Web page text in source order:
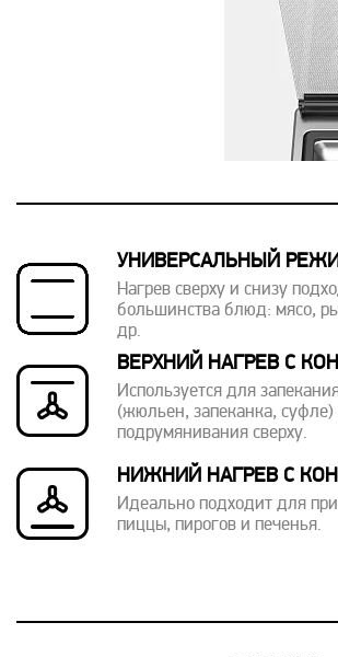
УНИВЕРСАЛЬНЫЙ
Нагрев сверху и снизу
большинства блюд: мясо,
др.
ВЕРХНИЙ НАГРЕВ С
Используется для
(жюльен, запеканка,
подрумянивания сверху.
НИЖНИЙ НАГРЕВ С
Идеально подходит для
пиццы, пирогов и печенья.